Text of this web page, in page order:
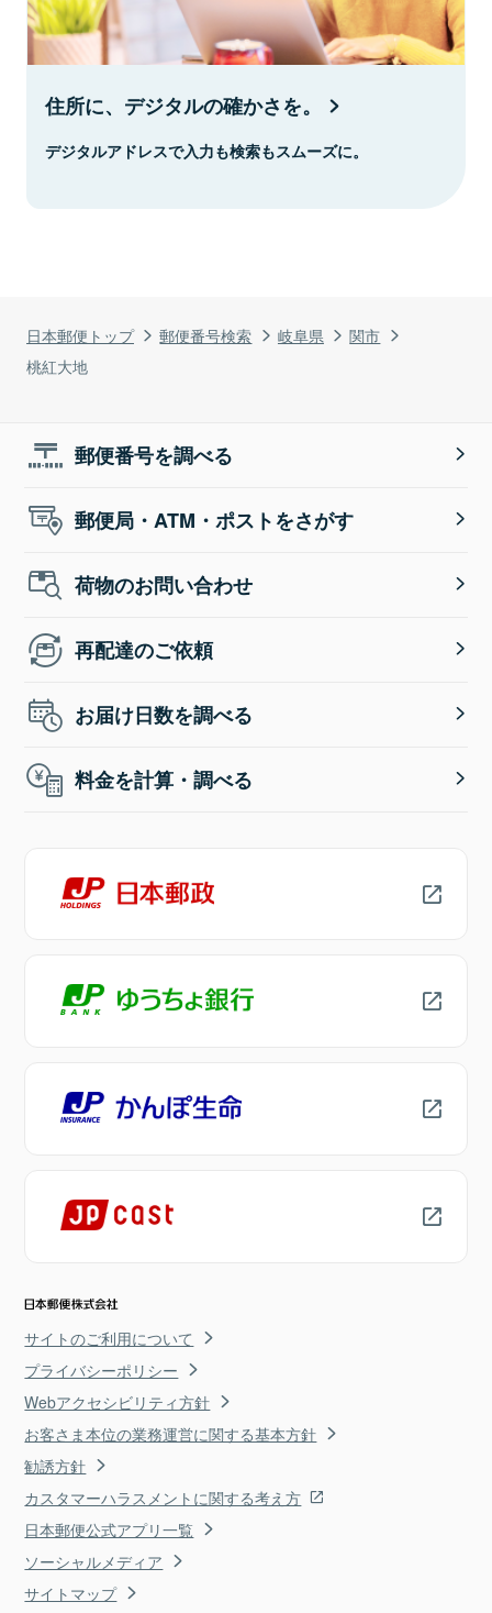
日本郵便トップ 郵便番号検索 岐阜県
関市
桃紅大地
住所に、デジタルの確かさを。
デジタルアドレスで入力も検索もスムーズに。
郵便番号を調べる
郵便局・ATM・ポストをさがす
荷物のお問い合わせ
再配達のご依頼
お届け日数を調べる
料金を計算・調べる
サイトのご利用について
プライバシーポリシー
Webアクセシビリティ方針
お客さま本位の業務運営に関する基本方針
勧誘方針
カスタマーハラスメントに関する考え方
日本郵便公式アプリ一覧
ソーシャルメディア
サイトマップ